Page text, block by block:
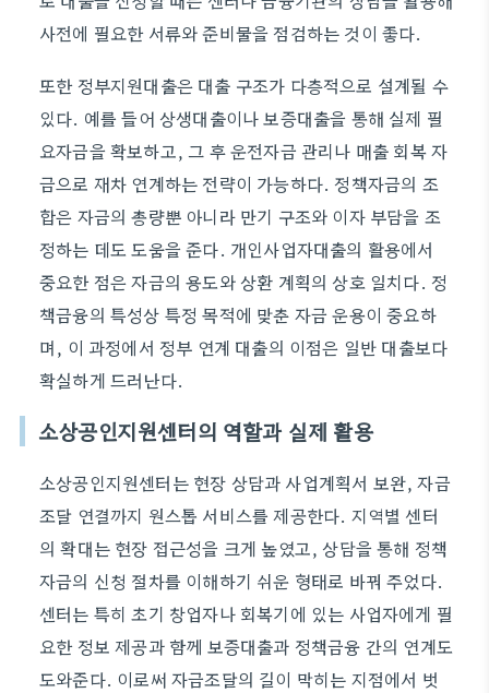
사전에 필요한 서류와 준비물을 점검하는 것이 좋다.
또한 정부지원대출은 대출 구조가 다층적으로 설계될 수
있다. 예를 들어 상생대출이나 보증대출을 통해 실제 필
요자금을 확보하고, 그 후 운전자금 관리나 매출 회복 자
금으로 재차 연계하는 전략이 가능하다. 정책자금의 조
합은 자금의 총량뿐 아니라 만기 구조와 이자 부담을 조
정하는 데도 도움을 준다. 개인사업자대출의 활용에서
중요한 점은 자금의 용도와 상환 계획의 상호 일치다. 정
책금융의 특성상 특정 목적에 맞춘 자금 운용이 중요하
며, 이 과정에서 정부 연계 대출의 이점은 일반 대출보다
확실하게 드러난다.
소상공인지원센터의 역할과 실제 활용
소상공인지원센터는 현장 상담과 사업계획서 보완, 자금
조달 연결까지 원스톱 서비스를 제공한다. 지역별 센터
의 확대는 현장 접근성을 크게 높였고, 상담을 통해 정책
자금의 신청 절차를 이해하기 쉬운 형태로 바꿔 주었다.
센터는 특히 초기 창업자나 회복기에 있는 사업자에게 필
요한 정보 제공과 함께 보증대출과 정책금융 간의 연계도
도와준다. 이로써 자금조달의 길이 막히는 지점에서 벗